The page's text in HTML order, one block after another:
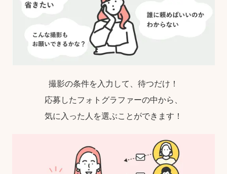
撮影の条件を入力して、待つだけ！
応募したフォトグラファーの中から、
気に入った人を選ぶことができます！